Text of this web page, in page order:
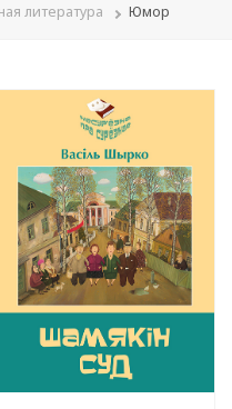
литература Юмор